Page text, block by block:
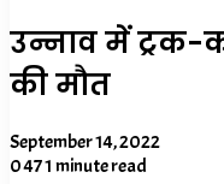
उन्नाव में ट्रक-
की मौत
September 14, 2022
0471 minute read